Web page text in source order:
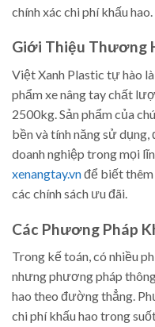
chính xác chi phí khấu hao.
Giới Thiệu Thương
Việt Xanh Plastic tự hào
phẩm xe nâng tay chất
2500kg. Sản phẩm của
bền và tính năng sử dụng,
doanh nghiệp trong mọi
xenangtay.vnđể biết thêm
các chính sách ưu đãi.
Các Phương Pháp
Trong kế toán, có nhiều
nhưng phương pháp
hao theo đường thẳng.
chi phí khấu hao trong